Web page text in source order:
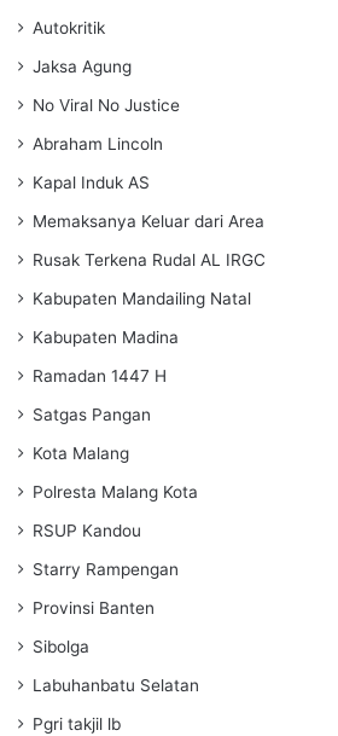
Autokritik
Jaksa Agung
No Viral No Justice
Abraham Lincoln
Kapal Induk AS
Memaksanya Keluar dari Area
Rusak Terkena Rudal AL IRGC
Kabupaten Mandailing Natal
Kabupaten Madina
Ramadan 1447 H
Satgas Pangan
Kota Malang
Polresta Malang Kota
RSUP Kandou
Starry Rampengan
Provinsi Banten
Sibolga
Labuhanbatu Selatan
Pgri takjil lb